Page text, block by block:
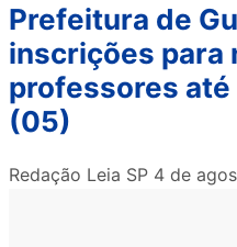
Prefeitura de
inscrições para
professores
(05)
Redação Leia SP 4 de